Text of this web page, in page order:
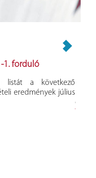
listát a következő
eredmények július
1. forduló